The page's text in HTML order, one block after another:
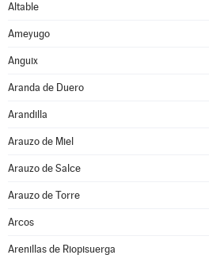
Altable
Ameyugo
Anguix
Aranda de Duero
Arandilla
Arauzo de Miel
Arauzo de Salce
Arauzo de Torre
Arcos
Arenillas de Riopisuerga